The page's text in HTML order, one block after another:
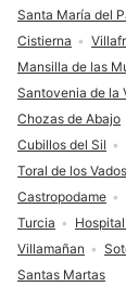
Santa María del
Cistierna
Mansilla de las
Santovenia de la
Chozas de Abajo
Cubillos del Sil
Toral de los Vados
Castropodame
Turcia
Villamañan
Santas Martas